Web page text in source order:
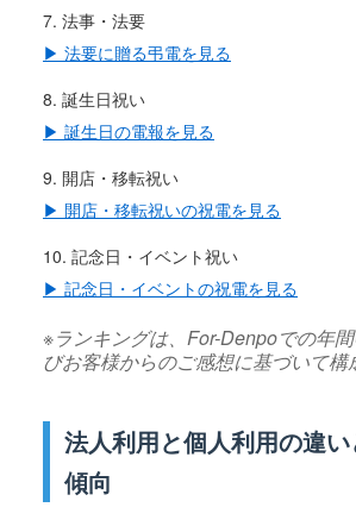
法事・法要
▶ 法要に贈る弔電を見る
誕生日祝い
▶ 誕生日の電報を見る
開店・移転祝い
▶ 開店・移転祝いの祝電を見る
記念日・イベント祝い
▶ 記念日・イベントの祝電を見る
※ランキングは、For-Denpoでの年
びお客様からのご感想に基づいて構
法人利用と個人利用の違
傾向